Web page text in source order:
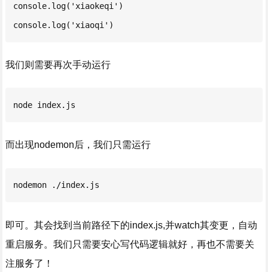
console.log('xiaokeqi')
console.log('xiaoqi')
我们则需要再次手动运行
node index.js
而出现nodemon后，我们只需运行
nodemon ./index.js
即可。其会找到当前路径下的index.js,并watch其变更，自动
重启服务。我们只需要安心写代码逻辑就好，再也不需要关
注服务了！